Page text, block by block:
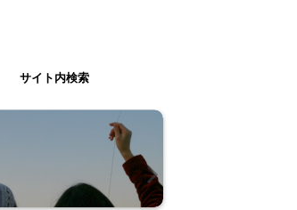
サイト内検索